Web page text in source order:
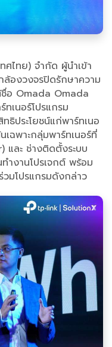
ศไทย) จำกัด ผู้นำเข้า
องวงจรปิดรักษาความ
อ Omada Omada
เนอร์โปรแกรม
ธิประโยชน์แก่พาร์ทเนอ
ฉพาะกลุ่มพาร์ทเนอร์ที่
และ ช่างติดตั้งระบบ
ำงานโปรเจกต์ พร้อม
วมโปรแกรมดังกล่าว